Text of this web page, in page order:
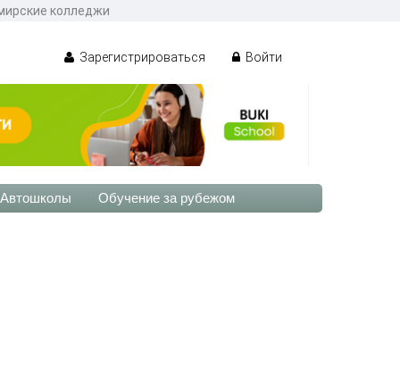
колледжи
Зарегистрироваться Войти
Автошколы Обучение за рубежом